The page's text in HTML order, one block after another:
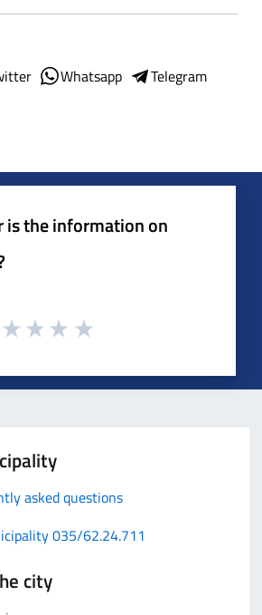
Whatsapp
Telegram
is the information on
asked questions
035/62.24.711
city